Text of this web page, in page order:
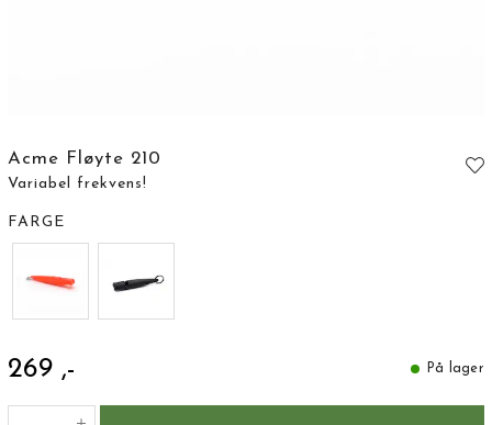
Acme Fløyte 210
Variabel frekvens!
FARGE
269 ,- På lager